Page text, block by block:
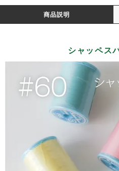
商品説明
シャッペス